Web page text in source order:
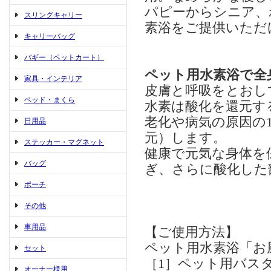
スリングキャリー
キャリーバッグ
バギー（ペットカート）
家具・インテリア
ベッド・まくら
日用品
ステッカー・マグネット
バッグ
ポーチ
その他
車用品
セット
オーナー様用
パピーからシニア
素浴をご提供いた
ペット用水素浴で
皮膚と呼吸をとお
水素は酸化を還元
老化や病気の原因
元）します。
健康で元気な身体
ぎ、さらに酸化し
【ご使用方法】
ペット用水素浴「
［1］ペット用バス